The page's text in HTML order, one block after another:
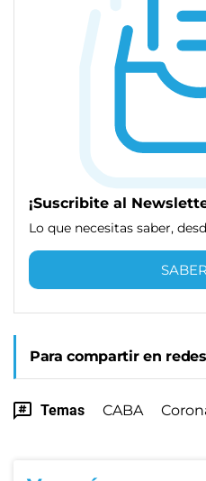
¡Suscribite al
Lo que necesitas saber,
Para compartir en redes
Temas CABA